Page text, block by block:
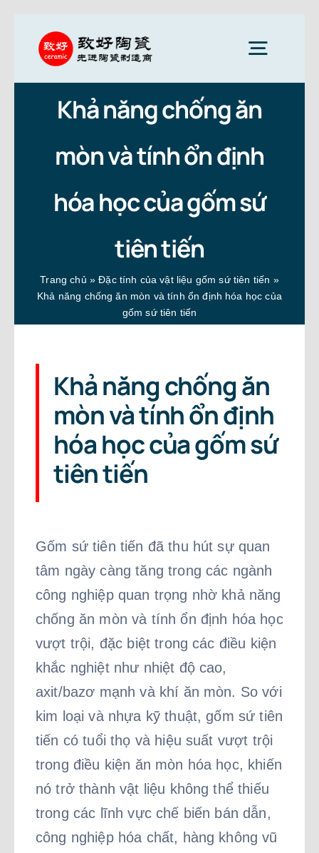
Toggle
Gốm sứ tiên tiến
Phụ tùng gốm sứ
Dịch vụ
Công ty gốm sứ
Kiến thức về gốm sứ
Khả năng chống ăn
mòn và tính ổn định
hóa học của gốm sứ
tiên tiến
Trang chủ »Đặc tính của vật liệu gốm sứ tiên tiến »
Khả năng chống ăn mòn và tính ổn định hóa học của
gốm sứ tiên tiến
Khả năng chống ăn
mòn và tính ổn định
hóa học của gốm sứ
tiên tiến
Gốm sứ tiên tiến đã thu hút sự quan
tâm ngày càng tăng trong các ngành
công nghiệp quan trọng nhờ khả năng
chống ăn mòn và tính ổn định hóa học
vượt trội, đặc biệt trong các điều kiện
khắc nghiệt như nhiệt độ cao,
axit/bazơ mạnh và khí ăn mòn. So với
kim loại và nhựa kỹ thuật, gốm sứ tiên
tiến có tuổi thọ và hiệu suất vượt trội
trong điều kiện ăn mòn hóa học, khiến
nó trở thành vật liệu không thể thiếu
trong các lĩnh vực chế biến bán dẫn,
công nghiệp hóa chất, hàng không vũ